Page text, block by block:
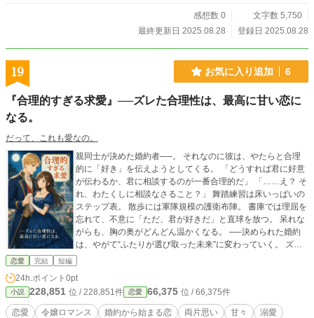
感想数 0
文字数 5,750
最終更新日 2025.08.28
登録日 2025.08.28
19 お気に入り追加 6
『合理的すぎる求愛』──ズレた合理性は、最高に甘い恋に
なる。
だって、これも愛なの。
親同士が決めた婚約者──。 それなのに彼は、やたらと合理
的に「好き」を伝えようとしてくる。 「どうすれば君に好意
が伝わるか、君に相談するのが一番合理的だ」 「……え？ そ
れ、わたくしに相談なさること？」 舞踏練習は床いっぱいの
ステップ表。 散歩には軍隊規模の護衛布陣。 書庫では理屈を
忘れて、不意に「ただ、君が好きだ」と直球を放つ。 呆れな
がらも、胸の奥がどんどん温かくなる。 ──決められた婚約
は、やがて“ふたりが選び取った未来”に変わっていく。 ズレ
た合理性×照れ屋令嬢の、コミカルで甘い令嬢ロマンス。
恋愛 完結 短編
24h.ポイント 0pt
小説 228,851 位 / 228,851件 恋愛 66,375 位 / 66,375件
恋愛 令嬢ロマンス 婚約から始まる恋 両片思い 甘々
溺愛